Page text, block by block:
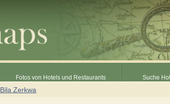
Fotos von Hotels und Restaurants Suche
Bila Zerkwa